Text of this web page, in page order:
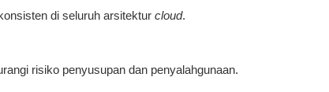
di seluruh arsitektur cloud.
risiko penyusupan dan penyalahgunaan.